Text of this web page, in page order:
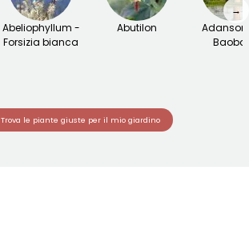
Abeliophyllum -
Forsizia bianca
Abutilon
→
Trova le piante giuste per il mio giardino